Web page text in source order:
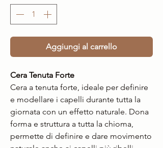
Aggiungi al carrello
Cera Tenuta Forte
Cera a tenuta forte, ideale per definire
e modellare i capelli durante tutta la
giornata con un effetto naturale. Dona
forma e struttura a tutta la chioma,
permette di definire e dare movimento